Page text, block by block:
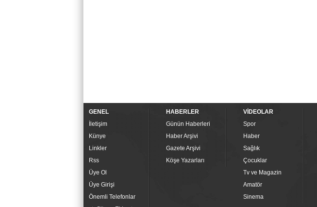
GENEL
İletişim
Künye
Linkler
Rss
Üye Ol
Üye Girişi
Önemli Telefonlar
HABERLER
Günün Haberleri
Haber Arşivi
Gazete Arşivi
Köşe Yazarları
VİDEOLAR
Spor
Haber
Sağlık
Çocuklar
Tv ve Magazin
Amatör
Sinema